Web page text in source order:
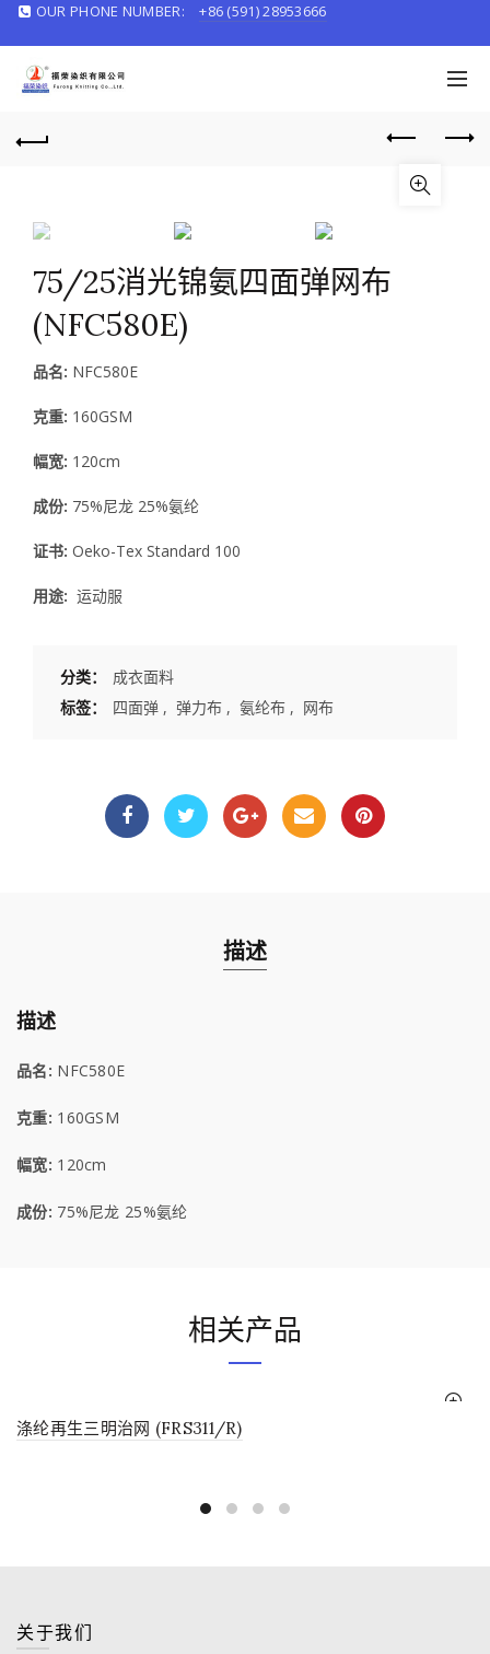
OUR PHONE NUMBER: +86 (591) 28953666
75/25消光锦氨四面弹网布
(NFC580E)
品名: NFC580E
克重: 160GSM
幅宽: 120cm
成份: 75%尼龙 25%氨纶
证书: Oeko-Tex Standard 100
用途: 运动服
分类：
成衣面料
标签：
四面弹 , 弹力布 , 氨纶布 , 网布
描述
描述
品名: NFC580E
克重: 160GSM
幅宽: 120cm
成份: 75%尼龙 25%氨纶
相关产品
涤纶再生三明治网 (FRS311/R)
关于我们